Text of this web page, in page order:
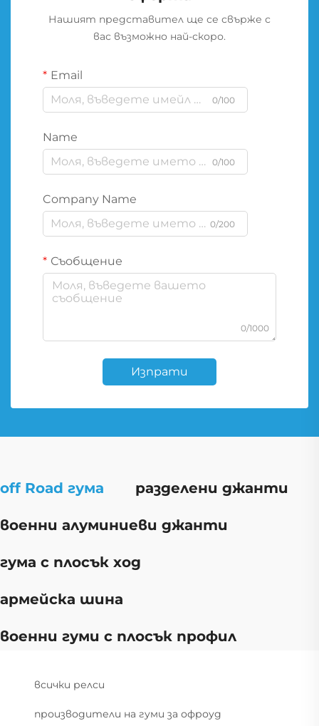
Нашият представител ще се свърже с
вас възможно най-скоро.
Email
0/100
Name
0/100
Company Name
0/200
Съобщение
0/1000
Изпрати
off Road гума разделени джанти
военни алуминиеви джанти
гума с плосък ход
армейска шина
военни гуми с плосък профил
всички релси
производители на гуми за офроуд